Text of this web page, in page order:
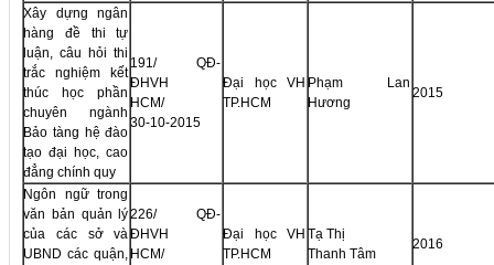
Xây dựng ngân
hàng đề thi tự
luận, câu hỏi thi
trắc nghiệm kết
thúc học phần
chuyên ngành
Bảo tàng hệ đào
tạo đại học, cao
đẳng chính quy
191/ QĐ-
ĐHVH
HCM/
30-10-2015
Đại học VH
TP.HCM
Phạm Lan
Hương
2015
Ngôn ngữ trong
văn bản quản lý
của các sở và
UBND các quận,
226/ QĐ-
ĐHVH
HCM/
Đại học VH
TP.HCM
Tạ Thị
Thanh Tâm
2016